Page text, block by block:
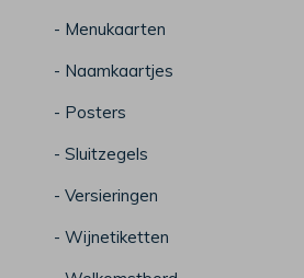
- Menukaarten
- Naamkaartjes
- Posters
- Sluitzegels
- Versieringen
- Wijnetiketten